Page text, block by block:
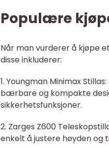
Populære
Når man vurderer å kjøpe
disse inkluderer:
1. Youngman Minimax
bærbare og kompakte
sikkerhetsfunksjoner.
2. Zarges Z600
enkelt å justere høyden og